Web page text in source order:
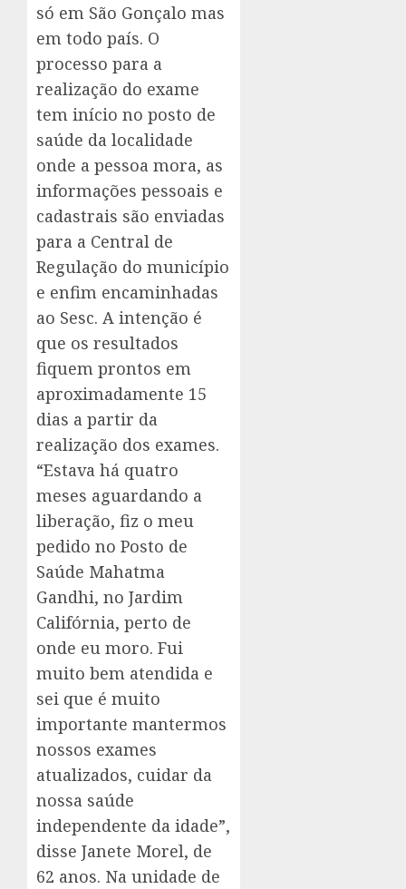
só em São Gonçalo mas
em todo país. O
processo para a
realização do exame
tem início no posto de
saúde da localidade
onde a pessoa mora, as
informações pessoais e
cadastrais são enviadas
para a Central de
Regulação do município
e enfim encaminhadas
ao Sesc. A intenção é
que os resultados
fiquem prontos em
aproximadamente 15
dias a partir da
realização dos exames.
“Estava há quatro
meses aguardando a
liberação, fiz o meu
pedido no Posto de
Saúde Mahatma
Gandhi, no Jardim
Califórnia, perto de
onde eu moro. Fui
muito bem atendida e
sei que é muito
importante mantermos
nossos exames
atualizados, cuidar da
nossa saúde
independente da idade”,
disse Janete Morel, de
62 anos. Na unidade de